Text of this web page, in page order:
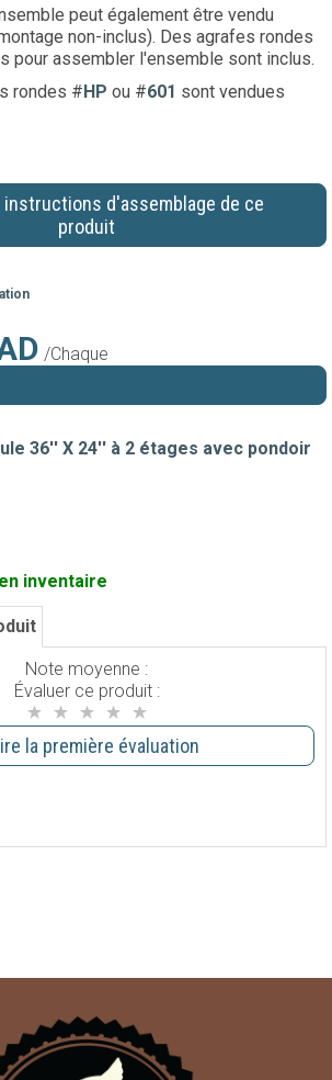
peut également être vendu
non-inclus). Des agrafes rondes
pour assembler l'ensemble sont inclus.
rondes #HP ou #601 sont vendues
d'assemblage de ce
produit
/Chaque
36'' X 24'' à 2 étages avec pondoir
inventaire
Note moyenne :
Évaluer ce produit :
la première évaluation